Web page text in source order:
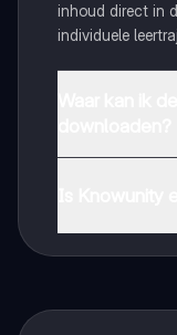
inhoud direct in
individuele